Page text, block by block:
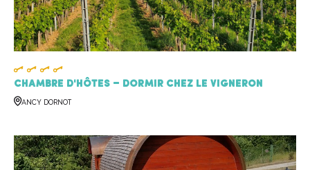
Chambre d'hôtes – Dormir chez le Vigneron
ANCY DORNOT